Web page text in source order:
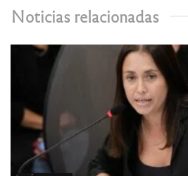
Noticias relacionadas